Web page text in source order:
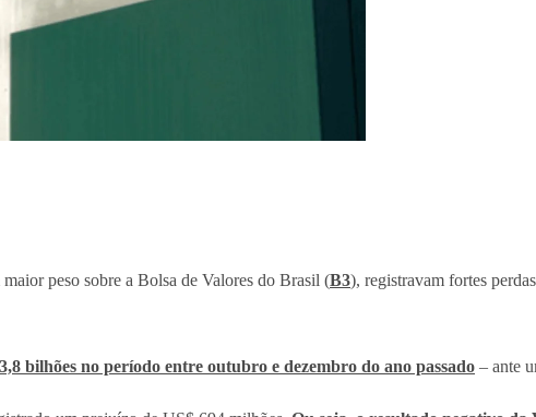
maior peso sobre a Bolsa de Valores do Brasil (B3), registravam fortes
bilhões no período entre outubro e dezembro do ano passado – ante